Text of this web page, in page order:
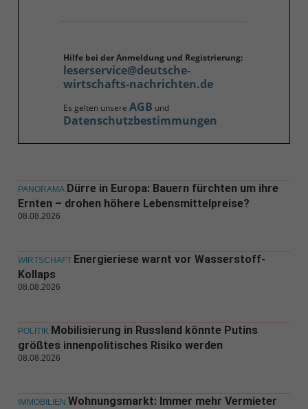
Hilfe bei der Anmeldung und Registrierung:
leserservice@deutsche-
wirtschafts-nachrichten.de
Es gelten unsere AGB und
Datenschutzbestimmungen
PANORAMA Dürre in Europa: Bauern fürchten um ihre
Ernten – drohen höhere Lebensmittelpreise?
08.08.2026
WIRTSCHAFT Energieriese warnt vor Wasserstoff-
Kollaps
08.08.2026
POLITIK Mobilisierung in Russland könnte Putins
größtes innenpolitisches Risiko werden
08.08.2026
IMMOBILIEN Wohnungsmarkt: Immer mehr Vermieter